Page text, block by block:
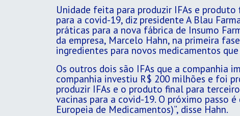
Unidade feita para produzir IFAs e
para a covid-19, diz presidente A Blau
práticas para a nova fábrica de Insumo
da empresa, Marcelo Hahn, na primeira
ingredientes para novos medicamentos
Os outros dois são IFAs que a companhia
companhia investiu R$ 200 milhões e foi
produzir IFAs e o produto final para
vacinas para a covid-19. O próximo passo
Europeia de Medicamentos)”, disse Hahn.